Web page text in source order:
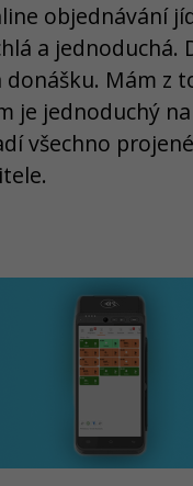
objednávání
a
Mám z
je jednoduchý
všechno